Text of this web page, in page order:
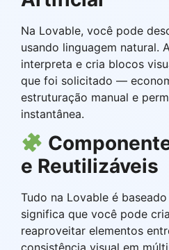
Na Lovable, você pode
usando linguagem natural.
interpreta e cria blocos
que foi solicitado —
estruturação manual e
instantânea.
e Reutilizáveis
Tudo na Lovable é
significa que você pode
reaproveitar elementos